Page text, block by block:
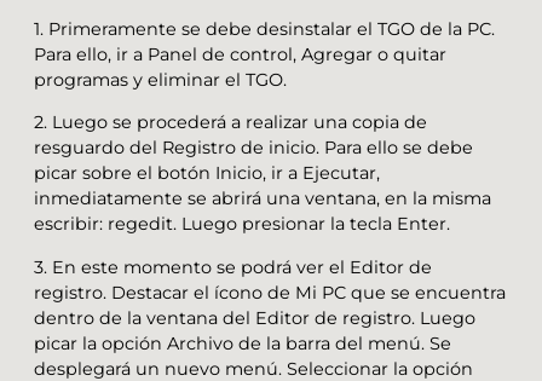
1. Primeramente se debe desinstalar el TGO de la PC.
Para ello, ir a Panel de control, Agregar o quitar
programas y eliminar el TGO.
2. Luego se procederá a realizar una copia de
resguardo del Registro de inicio. Para ello se debe
picar sobre el botón Inicio, ir a Ejecutar,
inmediatamente se abrirá una ventana, en la misma
escribir: regedit. Luego presionar la tecla Enter.
3. En este momento se podrá ver el Editor de
registro. Destacar el ícono de Mi PC que se encuentra
dentro de la ventana del Editor de registro. Luego
picar la opción Archivo de la barra del menú. Se
desplegará un nuevo menú. Seleccionar la opción